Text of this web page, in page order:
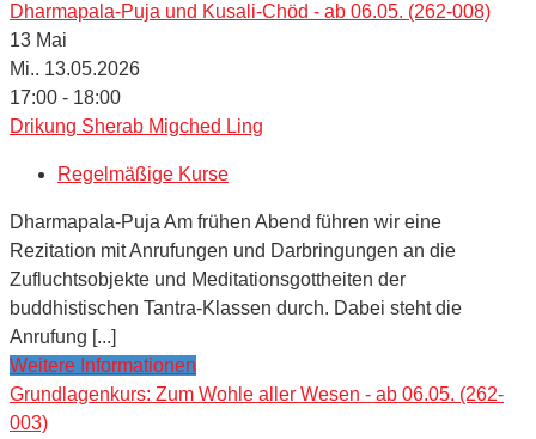
Dharmapala-Puja und Kusali-Chöd - ab 06.05. (262-008)
13 Mai
Mi.. 13.05.2026
17:00 - 18:00
Drikung Sherab Migched Ling
Regelmäßige Kurse
Dharmapala-Puja Am frühen Abend führen wir eine
Rezitation mit Anrufungen und Darbringungen an die
Zufluchtsobjekte und Meditationsgottheiten der
buddhistischen Tantra-Klassen durch. Dabei steht die
Anrufung [...]
Weitere Informationen
Grundlagenkurs: Zum Wohle aller Wesen - ab 06.05. (262-
003)